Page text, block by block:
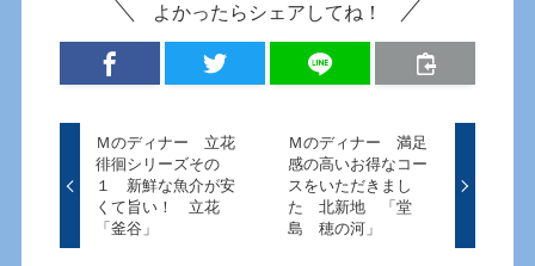
よかったらシェアしてね！
Ｍのディナー 立花
徘徊シリーズその
１ 新鮮な魚介が安
くて旨い！ 立花
「釜谷」
Ｍのディナー 満足
感の高いお得なコー
スをいただきまし
た 北新地 「堂
島 穂の河」